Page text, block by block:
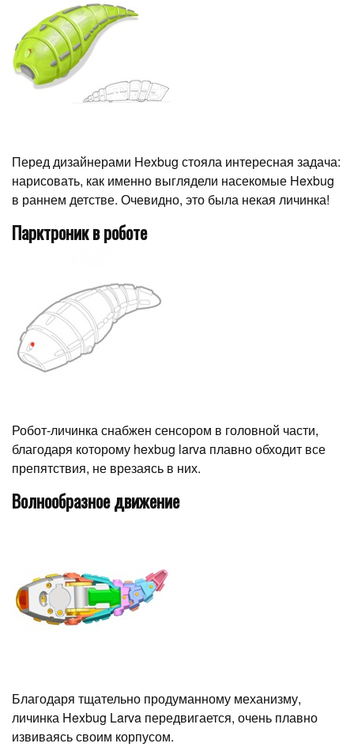
Перед дизайнерами Hexbug стояла интересная задача:
нарисовать, как именно выглядели насекомые Hexbug
в раннем детстве. Очевидно, это была некая личинка!
Парктроник в роботе
Робот-личинка снабжен сенсором в головной части,
благодаря которому hexbug larva плавно обходит все
препятствия, не врезаясь в них.
Волнообразное движение
Благодаря тщательно продуманному механизму,
личинка Hexbug Larva передвигается, очень плавно
извиваясь своим корпусом.